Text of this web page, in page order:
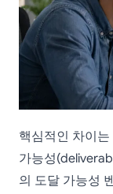
핵심적인 차이
가능성
의 도달 가능성